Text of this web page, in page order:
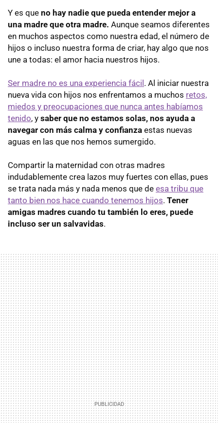
Y es que no hay nadie que pueda entender mejor a
una madre que otra madre. Aunque seamos diferentes
en muchos aspectos como nuestra edad, el número de
hijos o incluso nuestra forma de criar, hay algo que nos
une a todas: el amor hacia nuestros hijos.
Ser madre no es una experiencia fácil. Al iniciar nuestra
nueva vida con hijos nos enfrentamos a muchos retos,
miedos y preocupaciones que nunca antes habíamos
tenido, y saber que no estamos solas, nos ayuda a
navegar con más calma y confianza estas nuevas
aguas en las que nos hemos sumergido.
Compartir la maternidad con otras madres
indudablemente crea lazos muy fuertes con ellas, pues
se trata nada más y nada menos que de esa tribu que
tanto bien nos hace cuando tenemos hijos. Tener
amigas madres cuando tu también lo eres, puede
incluso ser un salvavidas.